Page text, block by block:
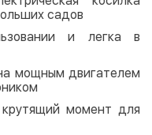
садов
и легка в
мощным двигателем
момент для